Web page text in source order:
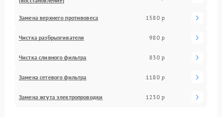
Замена верхнего противовеса 1580 р
Чистка разбрызгивателя 980 р
Чистка сливного фильтра 830 р
Замена сетевого фильтра 1180 р
Замена жгута электропроводки 1230 р